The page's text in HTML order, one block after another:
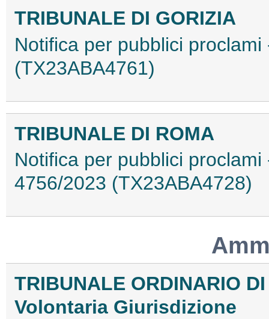
TRIBUNALE DI GORIZIA
Notifica per pubblici
(TX23ABA4761)
TRIBUNALE DI ROMA
Notifica per pubblici
4756/2023 (TX23ABA4728)
TRIBUNALE ORDINARIO
Volontaria Giurisdizione